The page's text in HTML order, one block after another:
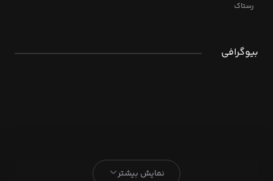
رستاک
بیوگرافی
نمایش بیشتر